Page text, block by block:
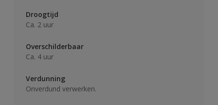
Droogtijd
Ca. 2 uur
Overschilderbaar
Ca. 4 uur
Verdunning
Onverdund verwerken.